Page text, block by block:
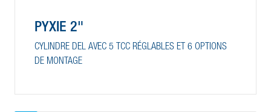
PYXIE 2"
CYLINDRE DEL AVEC 5 TCC RÉGLABLES ET 6 OPTIONS
DE MONTAGE